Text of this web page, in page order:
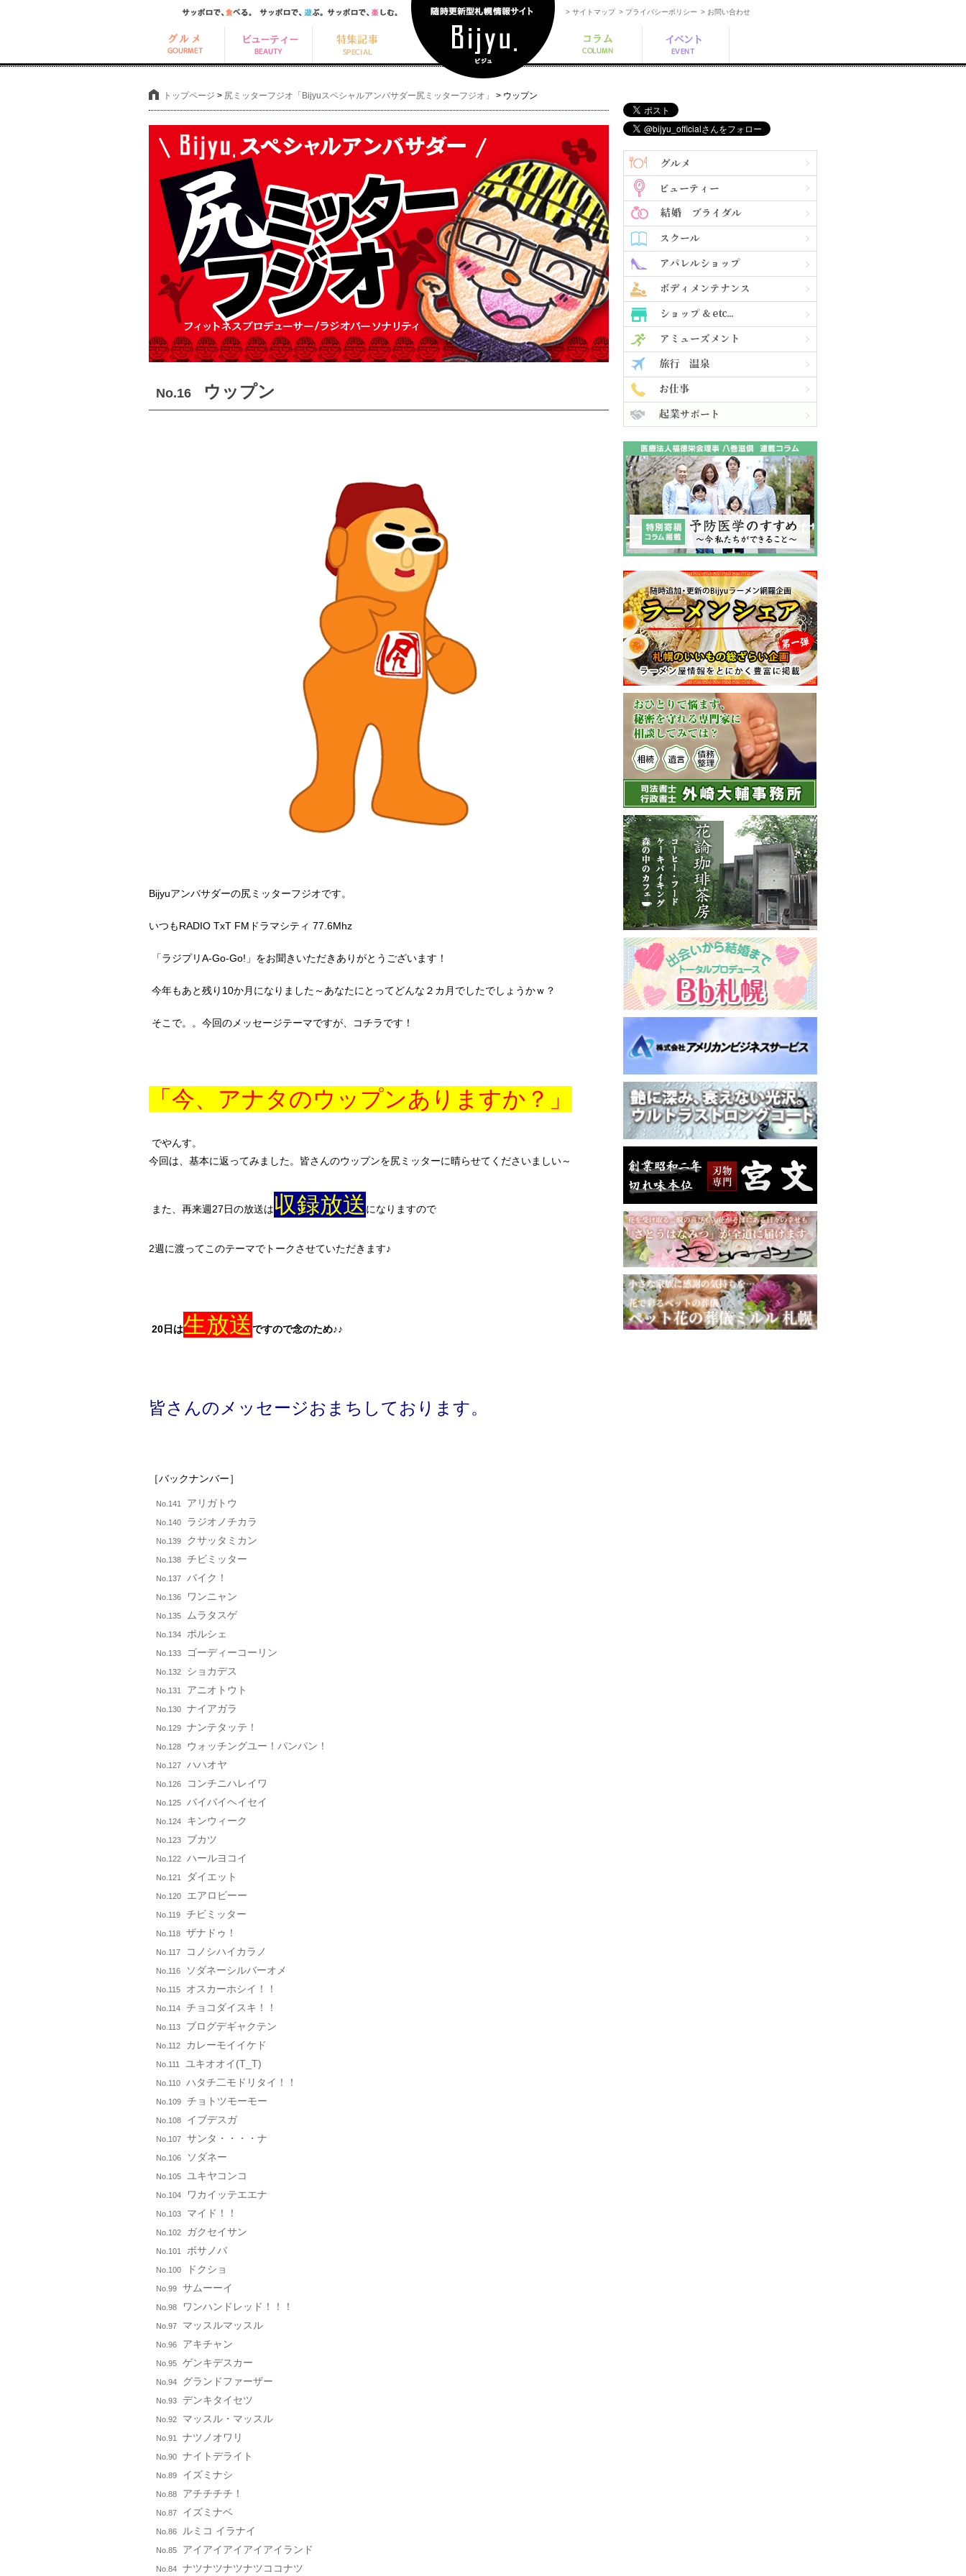
> サイトマップ > プライバシーポリシー > お問い合わせ
トップページ > 尻ミッターフジオ「Bijyuスペシャルアンバサダー尻ミッターフジオ」 > ウップン
No.16 ウップン
Bijyuアンバサダーの尻ミッターフジオです。
いつもRADIO TxT FMドラマシティ 77.6Mhz
「ラジプリA-Go-Go!」をお聞きいただきありがとうございます！
今年もあと残り10か月になりました～あなたにとってどんな２カ月でしたでしょうかｗ？
そこで。。今回のメッセージテーマですが、コチラです！
「今、アナタのウップンありますか？」
でやんす。
今回は、基本に返ってみました。皆さんのウップンを尻ミッターに晴らせてくださいましい～
また、再来週27日の放送は収録放送 になりますので
2週に渡ってこのテーマでトークさせていただきます♪
20日は生放送ですので念のため♪♪
皆さんのメッセージおまちしております。
［バックナンバー］
No.141 アリガトウ
No.140 ラジオノチカラ
No.139 クサッタミカン
No.138 チビミッター
No.137 バイク！
No.136 ワンニャン
No.135 ムラタスゲ
No.134 ポルシェ
No.133 ゴーディーコーリン
No.132 ショカデス
No.131 アニオトウト
No.130 ナイアガラ
No.129 ナンテタッテ！
No.128 ウォッチングユー！パンパン！
No.127 ハハオヤ
No.126 コンチニハレイワ
No.125 バイバイヘイセイ
No.124 キンウィーク
No.123 ブカツ
No.122 ハールヨコイ
No.121 ダイエット
No.120 エアロビーー
No.119 チビミッター
No.118 ザナドゥ！
No.117 コノシハイカラノ
No.116 ソダネーシルバーオメ
No.115 オスカーホシイ！！
No.114 チョコダイスキ！！
No.113 ブログデギャクテン
No.112 カレーモイイケド
No.111 ユキオオイ(T_T)
No.110 ハタチ二モドリタイ！！
No.109 チョトツモーモー
No.108 イブデスガ
No.107 サンタ・・・・ナ
No.106 ソダネー
No.105 ユキヤコンコ
No.104 ワカイッテエエナ
No.103 マイド！！
No.102 ガクセイサン
No.101 ボサノバ
No.100 ドクショ
No.99 サムーーイ
No.98 ワンハンドレッド！！！
No.97 マッスルマッスル
No.96 アキチャン
No.95 ゲンキデスカー
No.94 グランドファーザー
No.93 デンキタイセツ
No.92 マッスル・マッスル
No.91 ナツノオワリ
No.90 ナイトデライト
No.89 イズミナシ
No.88 アチチチチ！
No.87 イズミナベ
No.86 ルミコ イラナイ
No.85 アイアイアイアイアイランド
No.84 ナツナツナツナツココナツ